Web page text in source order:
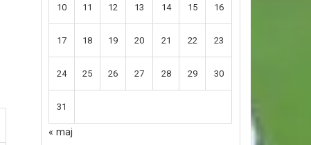
10 11 12 13 14 15 16
17 18 19 20 21 22 23
24 25 26 27 28 29 30
31
« maj